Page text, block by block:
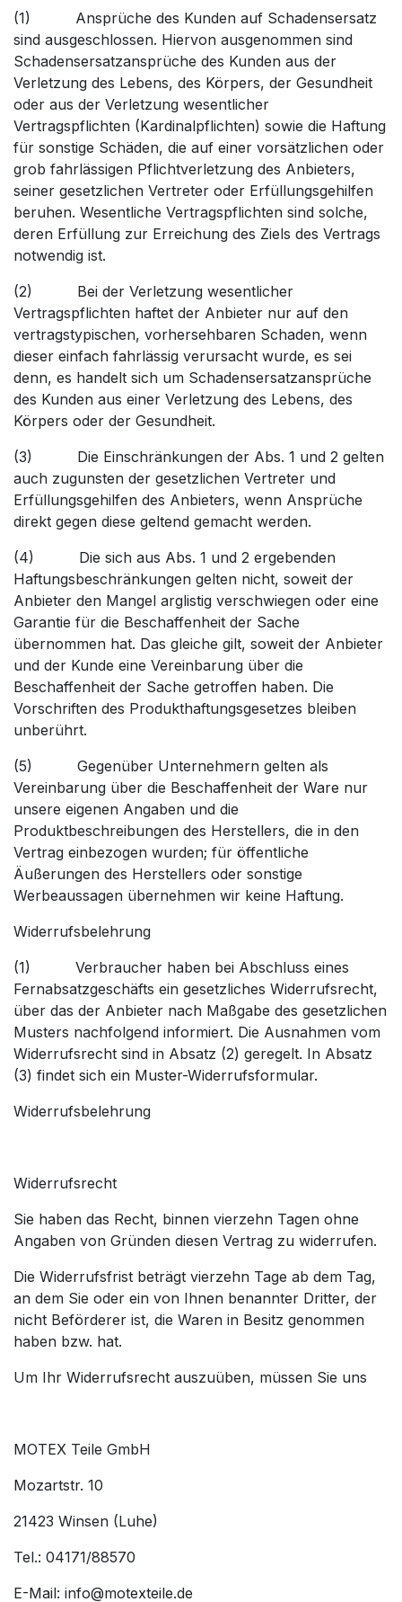
(1) Ansprüche des Kunden auf Schadensersatz
sind ausgeschlossen. Hiervon ausgenommen sind
Schadensersatzansprüche des Kunden aus der
Verletzung des Lebens, des Körpers, der Gesundheit
oder aus der Verletzung wesentlicher
Vertragspflichten (Kardinalpflichten) sowie die Haftung
für sonstige Schäden, die auf einer vorsätzlichen oder
grob fahrlässigen Pflichtverletzung des Anbieters,
seiner gesetzlichen Vertreter oder Erfüllungsgehilfen
beruhen. Wesentliche Vertragspflichten sind solche,
deren Erfüllung zur Erreichung des Ziels des Vertrags
notwendig ist.
(2) Bei der Verletzung wesentlicher
Vertragspflichten haftet der Anbieter nur auf den
vertragstypischen, vorhersehbaren Schaden, wenn
dieser einfach fahrlässig verursacht wurde, es sei
denn, es handelt sich um Schadensersatzansprüche
des Kunden aus einer Verletzung des Lebens, des
Körpers oder der Gesundheit.
(3) Die Einschränkungen der Abs. 1 und 2 gelten
auch zugunsten der gesetzlichen Vertreter und
Erfüllungsgehilfen des Anbieters, wenn Ansprüche
direkt gegen diese geltend gemacht werden.
(4) Die sich aus Abs. 1 und 2 ergebenden
Haftungsbeschränkungen gelten nicht, soweit der
Anbieter den Mangel arglistig verschwiegen oder eine
Garantie für die Beschaffenheit der Sache
übernommen hat. Das gleiche gilt, soweit der Anbieter
und der Kunde eine Vereinbarung über die
Beschaffenheit der Sache getroffen haben. Die
Vorschriften des Produkthaftungsgesetzes bleiben
unberührt.
(5) Gegenüber Unternehmern gelten als
Vereinbarung über die Beschaffenheit der Ware nur
unsere eigenen Angaben und die
Produktbeschreibungen des Herstellers, die in den
Vertrag einbezogen wurden; für öffentliche
Äußerungen des Herstellers oder sonstige
Werbeaussagen übernehmen wir keine Haftung.
Widerrufsbelehrung
(1) Verbraucher haben bei Abschluss eines
Fernabsatzgeschäfts ein gesetzliches Widerrufsrecht,
über das der Anbieter nach Maßgabe des gesetzlichen
Musters nachfolgend informiert. Die Ausnahmen vom
Widerrufsrecht sind in Absatz (2) geregelt. In Absatz
(3) findet sich ein Muster-Widerrufsformular.
Widerrufsbelehrung
Widerrufsrecht
Sie haben das Recht, binnen vierzehn Tagen ohne
Angaben von Gründen diesen Vertrag zu widerrufen.
Die Widerrufsfrist beträgt vierzehn Tage ab dem Tag,
an dem Sie oder ein von Ihnen benannter Dritter, der
nicht Beförderer ist, die Waren in Besitz genommen
haben bzw. hat.
Um Ihr Widerrufsrecht auszuüben, müssen Sie uns
MOTEX Teile GmbH
Mozartstr. 10
21423 Winsen (Luhe)
Tel.: 04171/88570
E-Mail: info@motexteile.de